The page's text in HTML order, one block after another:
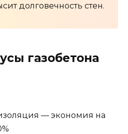
долговечность стен.
газобетона
— экономия на